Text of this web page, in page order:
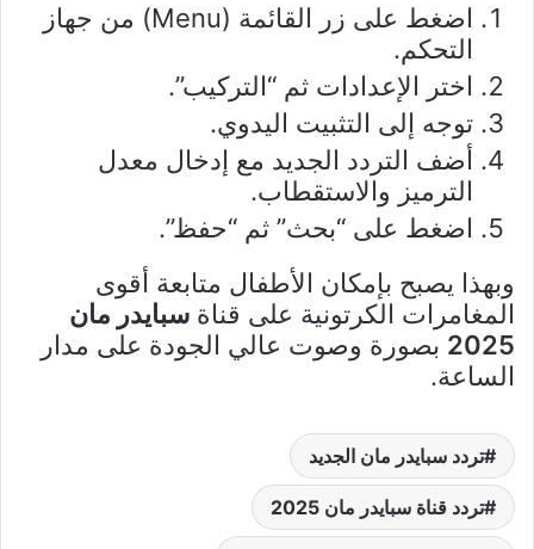
اضغط على زر القائمة (Menu) من جهاز
التحكم.
اختر الإعدادات ثم “التركيب”.
توجه إلى التثبيت اليدوي.
أضف التردد الجديد مع إدخال معدل
الترميز والاستقطاب.
اضغط على “بحث” ثم “حفظ”.
وبهذا يصبح بإمكان الأطفال متابعة أقوى
المغامرات الكرتونية على قناة سبايدر مان
2025 بصورة وصوت عالي الجودة على مدار
الساعة.
تردد سبايدر مان الجديد
تردد قناة سبايدر مان 2025